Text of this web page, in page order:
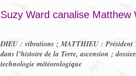
Suzy Ward canalise Matthew
DIEU : vibrations ; MATTHIEU : Président
dans l’histoire de la Terre, ascension ;
technologie météorologique